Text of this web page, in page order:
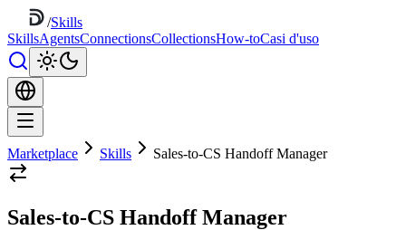
/Skills
SkillsAgentsConnectionsCollectionsHow-toCasi d'uso
Marketplace Skills Sales-to-CS Handoff Manager
Sales-to-CS Handoff Manager